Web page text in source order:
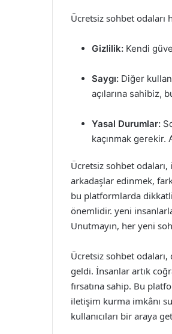
Ücretsiz sohbet odaları
Gizlilik: Kendi
Saygı: Diğer
açılarına sahibiz,
Yasal Durumlar:
kaçınmak
Ücretsiz sohbet
arkadaşlar edinmek,
bu platformlarda
önemlidir. yeni
Unutmayın, her yeni
Ücretsiz sohbet
geldi. İnsanlar artık
fırsatına sahip. Bu
iletişim kurma imkânı
kullanıcıları bir araya